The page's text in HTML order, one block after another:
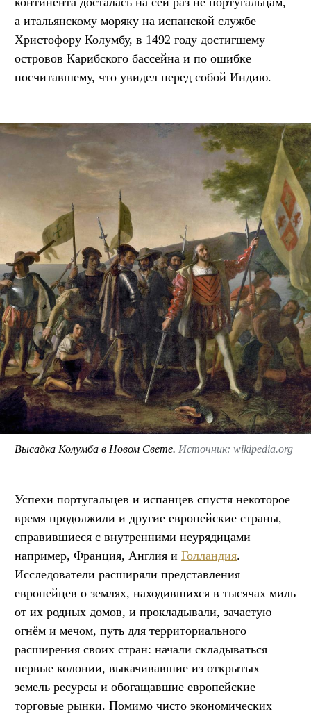
а итальянскому моряку на испанской службе
Христофору Колумбу, в 1492 году достигшему
островов Карибского бассейна и по ошибке
посчитавшему, что увидел перед собой Индию.
Высадка Колумба в Новом Свете. Источник: wikipedia.org
Успехи португальцев и испанцев спустя некоторое
время продолжили и другие европейские страны,
справившиеся с внутренними неурядицами —
например, Франция, Англия и Голландия.
Исследователи расширяли представления
европейцев о землях, находившихся в тысячах миль
от их родных домов, и прокладывали, зачастую
огнём и мечом, путь для территориального
расширения своих стран: начали складываться
первые колонии, выкачивавшие из открытых
земель ресурсы и обогащавшие европейские
торговые рынки. Помимо чисто экономических